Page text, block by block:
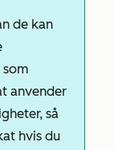
de kan
anvender
så
hvis du